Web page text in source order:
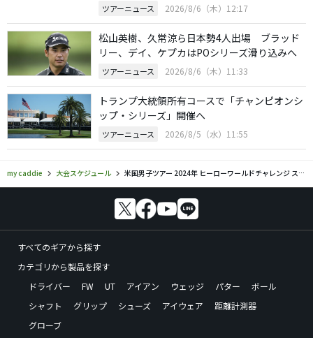
ツアーニュース 2026/8/6（木）12:17
松山英樹、久常涼ら日本勢4人出場 ブラッド
リー、デイ、ケプカはPOシリーズ滑り込みへ
ツアーニュース 2026/8/6（木）11:33
トランプ大統領所有コースで「チャンピオンシ
ップ・シリーズ」開催へ
ツアーニュース 2026/8/5（水）11:55
my caddie 大会スケジュール 米国男子ツアー 2024年 ヒーローワールドチャレンジ スコア速報 結果 リーダーボード
すべてのギアから探す
カテゴリから製品を探す
ドライバー
FW UT アイアン ウェッジ パター
ボール
シャフト
グリップ シューズ アイウェア
距離計測器
グローブ